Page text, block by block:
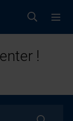
!